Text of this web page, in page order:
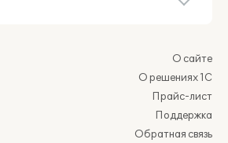
О сайте
О решениях 1С
Прайс-лист
Поддержка
Обратная связь